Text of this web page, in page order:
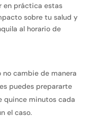
en práctica estas
sobre tu salud y
al horario de
no cambie de manera
puedes prepararte
quince minutos cada
el caso.